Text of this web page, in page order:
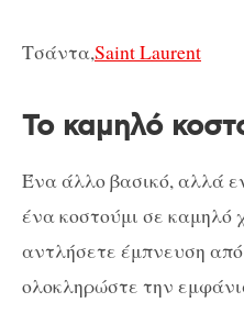
Τσάντα,Saint Laurent
Το καμηλό
Ένα άλλο βασικό, αλλά
ένα κοστούμι σε
αντλήσετε έμπνευση
ολοκληρώστε την